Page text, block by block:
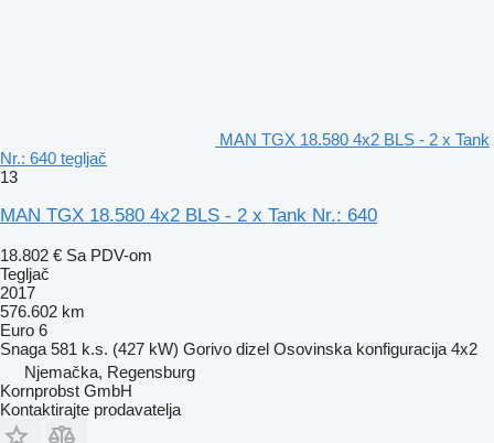
MAN TGX 18.580 4x2 BLS - 2 x Tank
Nr.: 640 tegljač
13
MAN TGX 18.580 4x2 BLS - 2 x Tank Nr.: 640
18.802 € Sa PDV-om
Tegljač
2017
576.602 km
Euro 6
Snaga 581 k.s. (427 kW) Gorivo dizel Osovinska konfiguracija 4x2
Njemačka, Regensburg
Kornprobst GmbH
Kontaktirajte prodavatelja